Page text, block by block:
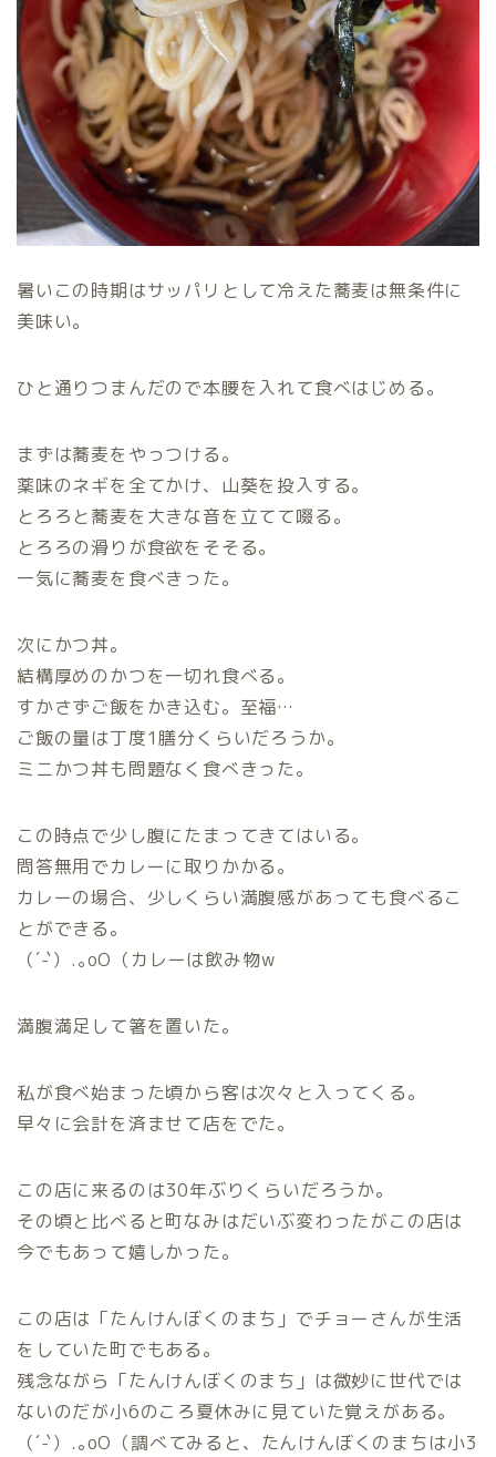
暑いこの時期はサッパリとして冷えた蕎麦は無条件に
美味い。
ひと通りつまんだので本腰を入れて食べはじめる。
まずは蕎麦をやっつける。
薬味のネギを全てかけ、山葵を投入する。
とろろと蕎麦を大きな音を立てて啜る。
とろろの滑りが食欲をそそる。
一気に蕎麦を食べきった。
次にかつ丼。
結構厚めのかつを一切れ食べる。
すかさずご飯をかき込む。至福…
ご飯の量は丁度1膳分くらいだろうか。
ミニかつ丼も問題なく食べきった。
この時点で少し腹にたまってきてはいる。
問答無用でカレーに取りかかる。
カレーの場合、少しくらい満腹感があっても食べるこ
とができる。
（´-`）.｡oO（カレーは飲み物w
満腹満足して箸を置いた。
私が食べ始まった頃から客は次々と入ってくる。
早々に会計を済ませて店をでた。
この店に来るのは30年ぶりくらいだろうか。
その頃と比べると町なみはだいぶ変わったがこの店は
今でもあって嬉しかった。
この店は「たんけんぼくのまち」でチョーさんが生活
をしていた町でもある。
残念ながら「たんけんぼくのまち」は微妙に世代では
ないのだが小6のころ夏休みに見ていた覚えがある。
（´-`）.｡oO（調べてみると、たんけんぼくのまちは小3